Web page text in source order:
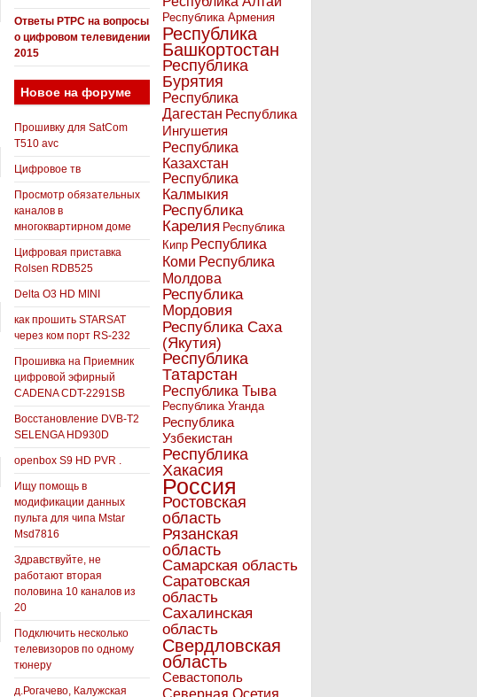
Ответы РТРС на вопросы
о цифровом телевидении
2015
Новое на форуме
Прошивку для SatCom
T510 avc
Цифровое тв
Просмотр обязательных
каналов в
многоквартирном доме
Цифровая приставка
Rolsen RDB525
Delta O3 HD MINI
как прошить STARSAT
через ком порт RS-232
Прошивка на Приемник
цифровой эфирный
CADENA CDT-2291SB
Восстановление DVB-T2
SELENGA HD930D
openbox S9 HD PVR .
Ищу помощь в
модификации данных
пульта для чипа Mstar
Msd7816
Здравствуйте, не
работают вторая
половина 10 каналов из
20
Подключить несколько
телевизоров по одному
тюнеру
д.Рогачево, Калужская
Республика Армения
Республика
Башкортостан
Республика
Бурятия
Республика
Дагестан Республика
Ингушетия
Республика
Казахстан
Республика
Калмыкия
Республика
Карелия Республика
Кипр Республика
Коми Республика
Молдова
Республика
Мордовия
Республика Саха
(Якутия)
Республика
Татарстан
Республика Тыва
Республика Уганда
Республика
Узбекистан
Республика
Хакасия
Россия
Ростовская
область
Рязанская
область
Самарская область
Саратовская
область
Сахалинская
область
Свердловская
область
Севастополь
Северная Осетия